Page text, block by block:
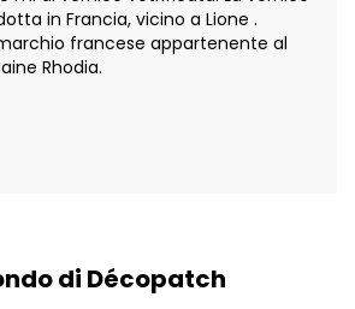
in Francia, vicino a Lione .
francese appartenente al
Rhodia.
di Décopatch